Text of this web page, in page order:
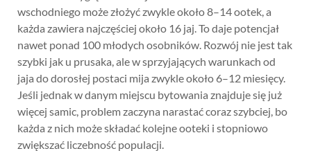
wschodniego może złożyć zwykle około 8–14 ootek, a
każda zawiera najczęściej około 16 jaj. To daje potencjał
nawet ponad 100 młodych osobników. Rozwój nie jest tak
szybki jak u prusaka, ale w sprzyjających warunkach od
jaja do dorosłej postaci mija zwykle około 6–12 miesięcy.
Jeśli jednak w danym miejscu bytowania znajduje się już
więcej samic, problem zaczyna narastać coraz szybciej, bo
każda z nich może składać kolejne ooteki i stopniowo
zwiększać liczebność populacji.